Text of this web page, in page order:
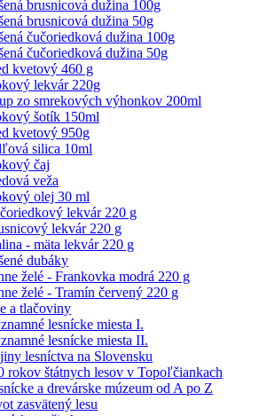
brusnicová dužina 100g
brusnicová dužina 50g
čučoriedková dužina 100g
čučoriedková dužina 50g
kvetový 460 g
lekvár 220g
zo smrekových výhonkov 200ml
šotík 150ml
kvetový 950g
silica 10ml
čaj
veža
olej 30 ml
lekvár 220 g
lekvár 220 g
- mäta lekvár 220 g
dubáky
želé - Frankovka modrá 220 g
želé - Tramín červený 220 g
a tlačoviny
lesnícke miesta I.
lesnícke miesta II.
lesníctva na Slovensku
rokov štátnych lesov v Topoľčiankach
a drevárske múzeum od A po Z
zasvätený lesu